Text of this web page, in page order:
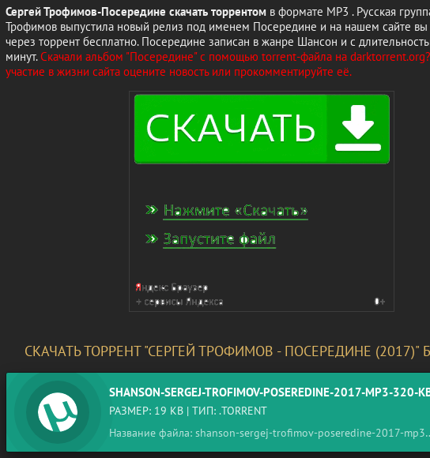
Сергей Трофимов-Посередине скачать торрентом в формате MP3 . Русская
Трофимов выпустила новый релиз под именем Посередине и на нашем сайте вы
через торрент бесплатно. Посередине записан в жанре Шансон и с
минут.Скачали альбом "Посередине" с помощью torrent-файла на
участие в жизни сайта оцените новость или прокомментируйте её.
СКАЧАТЬ ТОРРЕНТ "СЕРГЕЙ ТРОФИМОВ - ПОСЕРЕДИНЕ (2017)"
SHANSON-SERGEJ-TROFIMOV-POSEREDINE-2017-MP3-320-
РАЗМЕР: 19 KB | ТИП: .TORRENT
Название файла: